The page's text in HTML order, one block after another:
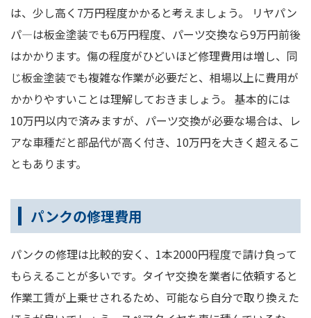
は、少し高く7万円程度かかると考えましょう。 リヤパン
パ―は板金塗装でも6万円程度、パーツ交換なら9万円前後
はかかります。傷の程度がひどいほど修理費用は増し、同
じ板金塗装でも複雑な作業が必要だと、相場以上に費用が
かかりやすいことは理解しておきましょう。 基本的には
10万円以内で済みますが、パーツ交換が必要な場合は、レ
アな車種だと部品代が高く付き、10万円を大きく超えるこ
ともあります。
パンクの修理費用
パンクの修理は比較的安く、1本2000円程度で請け負って
もらえることが多いです。タイヤ交換を業者に依頼すると
作業工賃が上乗せされるため、可能なら自分で取り換えた